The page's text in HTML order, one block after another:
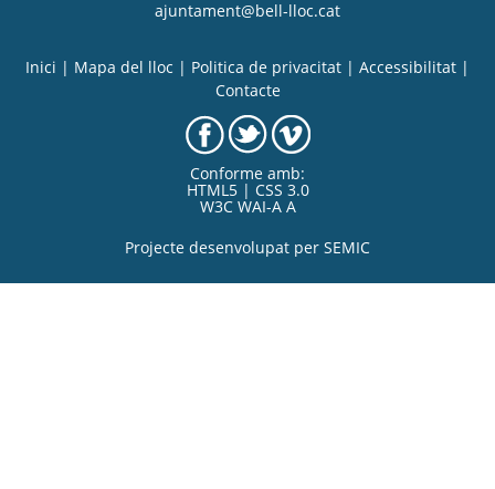
ajuntament@bell-lloc.cat
Inici | Mapa del lloc | Politica de privacitat | Accessibilitat |
Contacte
Conforme amb:
HTML5 | CSS 3.0
W3C WAI-A A
Projecte desenvolupat per SEMIC